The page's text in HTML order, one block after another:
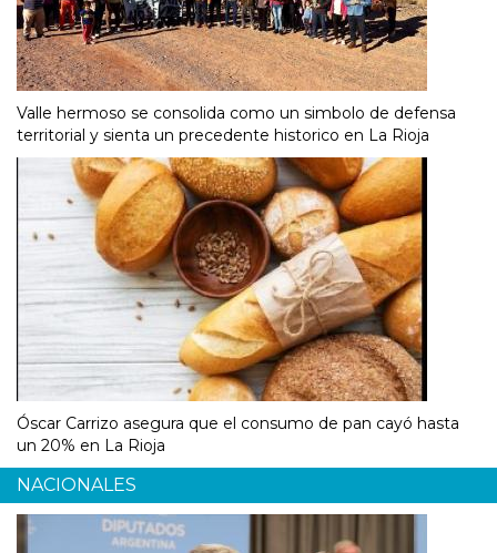
Valle hermoso se consolida como un simbolo de defensa
territorial y sienta un precedente historico en La Rioja
Óscar Carrizo asegura que el consumo de pan cayó hasta
un 20% en La Rioja
NACIONALES